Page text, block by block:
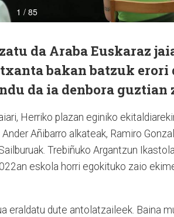
da Araba Euskaraz
bakan batzuk erori
da ia denbora guztian
Herriko plazan eginiko
Añibarro alkateak, Ramiro
Trebiñuko Argantzun
eskola horri egokituko zaio
eraldatu dute antolatzaileek. Baina